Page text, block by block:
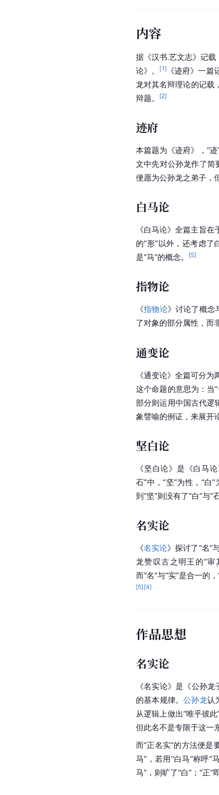
内容
据《汉书.艺文志》记载
论》。 [1] 《迹府》一篇
龙对其名辩理论的记载
辩题。
[2]
迹府
本篇题为《迹府》，“
文中先对公孙龙作了简
便愿为公孙龙之弟子，
白马论
《白马论》全篇主旨
的“形”以外，还考虑了
是“马”的概念。
[5]
指物论
《指物论》讨论了概念
了对象的部分属性，而
通变论
《通变论》全篇可分
这个命题的意思为：当
部分则运用中国古代逻
象譬喻的例证，来展开
坚白论
《坚白论》是《白马
石”中，“坚”为性，“白
到“坚”则没有了“白”与“
名实论
《名实论》探讨了“名”
龙赞叹古之明王的“
而“名”与“实”是合一的
[5] [4]
作品思想
名实论
《名实论》是《公孙龙
的基本规律。公孙龙认
从逻辑上做出“唯乎彼
但此名不是专限于这一
而“正名实”的方法便是
马”，若用“白马”称呼“
马”，则旷了“白”；“正”